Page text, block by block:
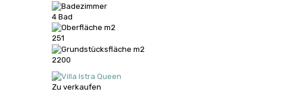
4 Bad
251
2200
Zu verkaufen